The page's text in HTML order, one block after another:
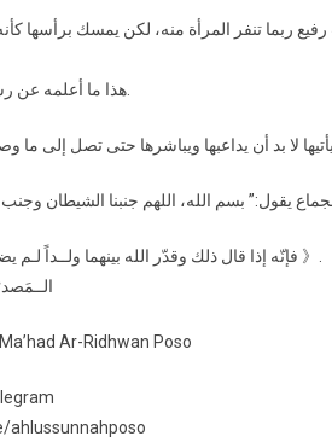
هذا ما أعلمه عن رسول الله ـﷺـ في هذا.
↫ فإنّه إذا قال ذلك وقدّر الله بينهما ولــداً لـم يضـرّه الشـيطان أبـداً 》.
Ma’had Ar-Ridhwan Poso
ahlussunnahposo